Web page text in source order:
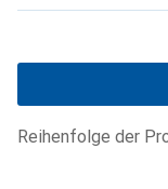
Reihenfolge der